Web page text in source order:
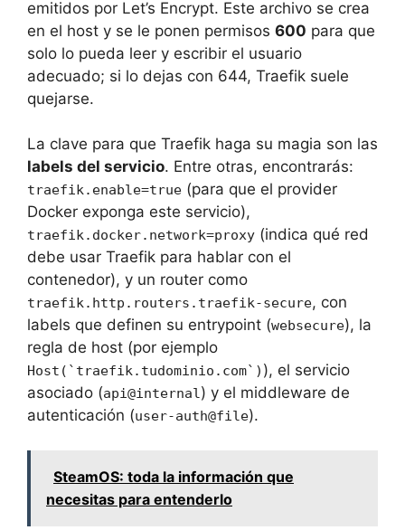
emitidos por Let’s Encrypt. Este archivo se crea
en el host y se le ponen permisos 600 para que
solo lo pueda leer y escribir el usuario
adecuado; si lo dejas con 644, Traefik suele
quejarse.
La clave para que Traefik haga su magia son las
labels del servicio. Entre otras, encontrarás:
traefik.enable=true (para que el provider
Docker exponga este servicio),
traefik.docker.network=proxy (indica qué red
debe usar Traefik para hablar con el
contenedor), y un router como
traefik.http.routers.traefik-secure, con
labels que definen su entrypoint (websecure), la
regla de host (por ejemplo
Host(`traefik.tudominio.com`) ), el servicio
asociado (api@internal) y el middleware de
autenticación (user-auth@file).
SteamOS: toda la información que
necesitas para entenderlo